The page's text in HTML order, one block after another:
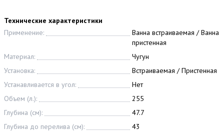
Технические характеристики
Применение:
Ванна встраиваемая / Ванна
пристенная
Материал:
Чугун
Установка:
Встраиваемая / Пристенная
Устанавливается в угол:
Нет
Объем (л.):
255
Глубина (см):
47.7
Глубина до перелива (см):
43